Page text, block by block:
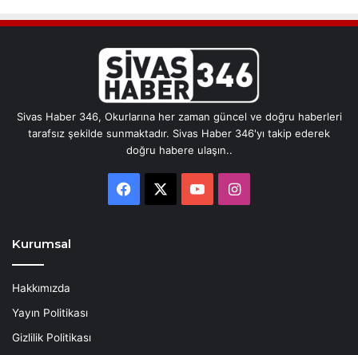
Sivas Haber 346, Okurlarına her zaman güncel ve doğru haberleri
tarafsız şekilde sunmaktadır. Sivas Haber 346'yı takip ederek
doğru habere ulaşın..
Facebook YouTubeInstagram
Kurumsal
Hakkımızda
Yayın Politikası
Gizlilik Politikası